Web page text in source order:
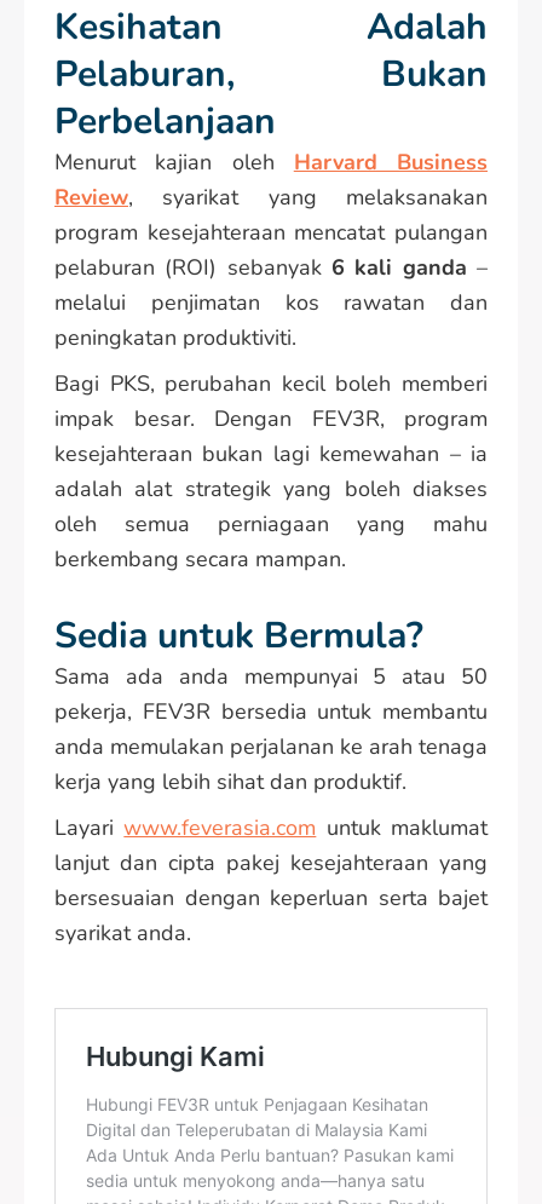
Kesihatan Adalah
Pelaburan, Bukan
Perbelanjaan
Menurut kajian oleh Harvard Business
Review, syarikat yang melaksanakan
program kesejahteraan mencatat pulangan
pelaburan (ROI) sebanyak 6 kali ganda –
melalui penjimatan kos rawatan dan
peningkatan produktiviti.
Bagi PKS, perubahan kecil boleh memberi
impak besar. Dengan FEV3R, program
kesejahteraan bukan lagi kemewahan – ia
adalah alat strategik yang boleh diakses
oleh semua perniagaan yang mahu
berkembang secara mampan.
Sedia untuk Bermula?
Sama ada anda mempunyai 5 atau 50
pekerja, FEV3R bersedia untuk membantu
anda memulakan perjalanan ke arah tenaga
kerja yang lebih sihat dan produktif.
Layariwww.feverasia.com untuk maklumat
lanjut dan cipta pakej kesejahteraan yang
bersesuaian dengan keperluan serta bajet
syarikat anda.